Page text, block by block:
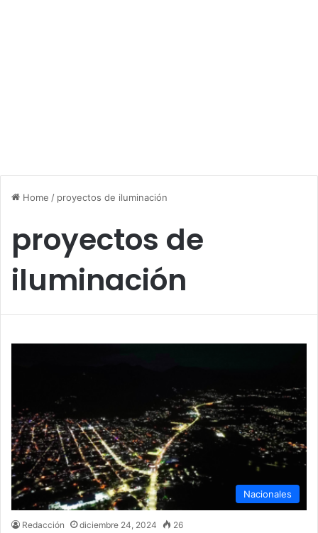
Home / proyectos de iluminación
proyectos de
iluminación
Nacionales
Redacción diciembre 24, 2024 26